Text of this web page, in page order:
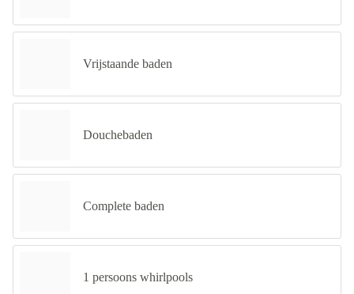
Vrijstaande baden
Douchebaden
Complete baden
1 persoons whirlpools